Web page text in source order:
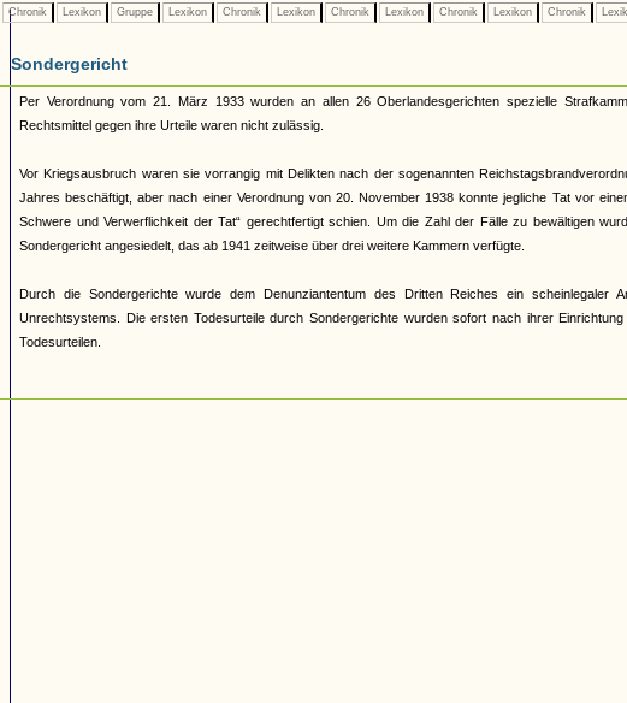
Chronik Lexikon Gruppe Lexikon Chronik Lexikon Chronik Lexikon Chronik Lexikon Chronik
Sondergericht
Per Verordnung vom 21. März 1933 wurden an allen 26 Oberlandesgerichten spezielle
Rechtsmittel gegen ihre Urteile waren nicht zulässig.
Vor Kriegsausbruch waren sie vorrangig mit Delikten nach der sogenannten
Jahres beschäftigt, aber nach einer Verordnung von 20. November 1938 konnte jegliche Tat vor
Schwere und Verwerflichkeit der Tat“ gerechtfertigt schien. Um die Zahl der Fälle zu bewältigen
Sondergericht angesiedelt, das ab 1941 zeitweise über drei weitere Kammern verfügte.
Durch die Sondergerichte wurde dem Denunziantentum des Dritten Reiches ein scheinlegaler
Unrechtsystems. Die ersten Todesurteile durch Sondergerichte wurden sofort nach ihrer
Todesurteilen.